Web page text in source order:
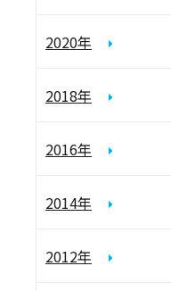
2020年
2018年
2016年
2014年
2012年